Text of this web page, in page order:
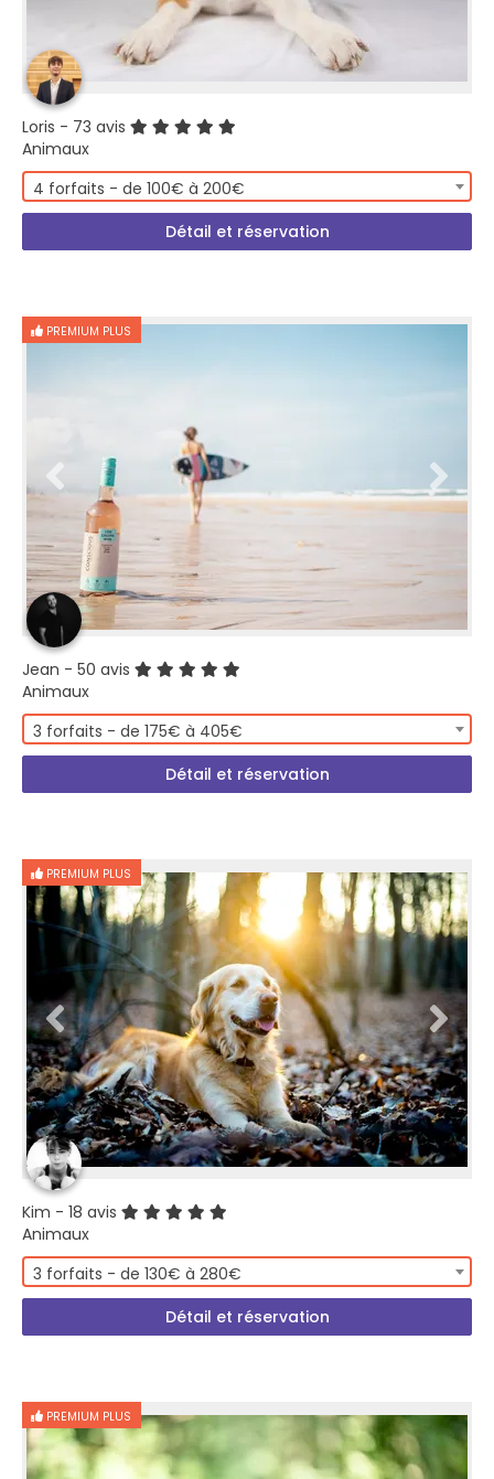
Loris - 73 avis
Animaux
4 forfaits - de 100€ à 200€
Détail et réservation
PREMIUM PLUS
Jean - 50 avis
Animaux
3 forfaits - de 175€ à 405€
Détail et réservation
PREMIUM PLUS
Kim - 18 avis
Animaux
3 forfaits - de 130€ à 280€
Détail et réservation
PREMIUM PLUS